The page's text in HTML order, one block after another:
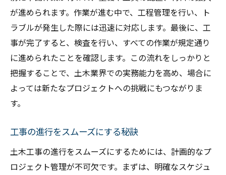
が進められます。作業が進む中で、工程管理を行い、ト
ラブルが発生した際には迅速に対応します。最後に、工
事が完了すると、検査を行い、すべての作業が規定通り
に進められたことを確認します。この流れをしっかりと
把握することで、土木業界での実務能力を高め、場合に
よっては新たなプロジェクトへの挑戦にもつながりま
す。
工事の進行をスムーズにする秘訣
土木工事の進行をスムーズにするためには、計画的なプ
ロジェクト管理が不可欠です。まずは、明確なスケジュ